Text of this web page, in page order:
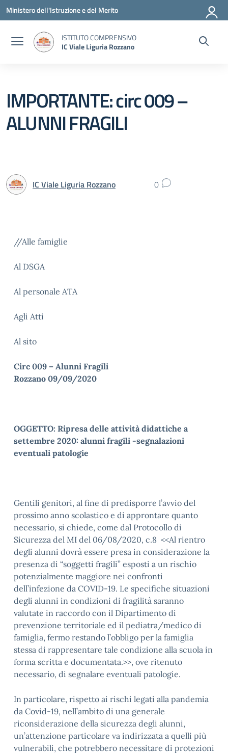
Vai ai contenuti
Vai al menu di navigazione
Vai al footer
Ministero dell'Istruzione e del Merito
ISTITUTO COMPRENSIVO
IC Viale Liguria Rozzano
IMPORTANTE: circ 009 –
ALUNNI FRAGILI
IC Viale Liguria Rozzano 0
//Alle famiglie
Al DSGA
Al personale ATA
Agli Atti
Al sito
Circ 009 – Alunni Fragili
Rozzano 09/09/2020
OGGETTO: Ripresa delle attività didattiche a
settembre 2020: alunni fragili -segnalazioni
eventuali patologie
Gentili genitori, al fine di predisporre l’avvio del
prossimo anno scolastico e di approntare quanto
necessario, si chiede, come dal Protocollo di
Sicurezza del MI del 06/08/2020, c.8 <<Al rientro
degli alunni dovrà essere presa in considerazione la
presenza di “soggetti fragili” esposti a un rischio
potenzialmente maggiore nei confronti
dell’infezione da COVID-19. Le specifiche situazioni
degli alunni in condizioni di fragilità saranno
valutate in raccordo con il Dipartimento di
prevenzione territoriale ed il pediatra/medico di
famiglia, fermo restando l’obbligo per la famiglia
stessa di rappresentare tale condizione alla scuola in
forma scritta e documentata.>>, ove ritenuto
necessario, di segnalare eventuali patologie.
In particolare, rispetto ai rischi legati alla pandemia
da Covid-19, nell’ambito di una generale
riconsiderazione della sicurezza degli alunni,
un’attenzione particolare va indirizzata a quelli più
vulnerabili, che potrebbero necessitare di protezioni